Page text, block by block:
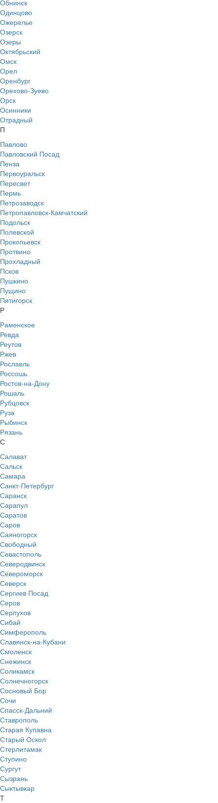
Обнинск
Одинцово
Ожерелье
Озерск
Озеры
Октябрьский
Омск
Орел
Оренбург
Орехово-Зуево
Орск
Осинники
Отрадный
П
Павлово
Павловский Посад
Пенза
Первоуральск
Пересвет
Пермь
Петрозаводск
Петропавловск-Камчатский
Подольск
Полевской
Прокопьевск
Протвино
Прохладный
Псков
Пушкино
Пущино
Пятигорск
Р
Раменское
Ревда
Реутов
Ржев
Рославль
Россошь
Ростов-на-Дону
Рошаль
Рубцовск
Руза
Рыбинск
Рязань
С
Салават
Сальск
Самара
Санкт-Петербург
Саранск
Сарапул
Саратов
Саров
Саяногорск
Свободный
Севастополь
Северодвинск
Североморск
Северск
Сергиев Посад
Серов
Серпухов
Сибай
Симферополь
Славянск-на-Кубани
Смоленск
Снежинск
Соликамск
Солнечногорск
Сосновый Бор
Сочи
Спасск-Дальний
Ставрополь
Старая Купавна
Старый Оскол
Стерлитамак
Ступино
Сургут
Сызрань
Сыктывкар
Т